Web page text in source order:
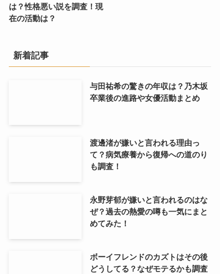
は？性格悪い説を調査！現
在の活動は？
新着記事
与田祐希の驚きの年収は？乃木坂
卒業後の進路や女優活動まとめ
渡邊渚が嫌いと言われる理由っ
て？病気療養から復帰への道のり
も調査！
永野芽郁が嫌いと言われるのはな
ぜ？過去の熱愛の噂も一気にまと
めてみた！
ボーイフレンドのカズトはその後
どうしてる？なぜモテるかも調査